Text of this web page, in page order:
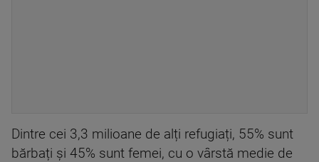
Dintre cei 3,3 milioane de alți refugiați, 55% sunt
bărbați și 45% sunt femei, cu o vârstă medie de